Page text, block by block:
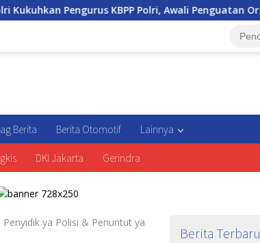
KBPP Polri, Awali Penguatan Organisasi Nasional
Berita Berita Otomotif Lainnya
DKI Jakarta Gerindra
Penyidik ya Polisi & Penuntut ya
Berita Terbaru